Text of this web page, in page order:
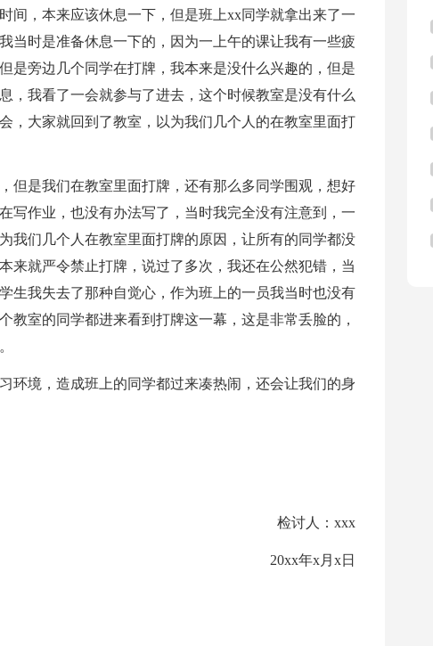
间，本来应该休息一下，但是班上xx同学就拿出来了一
当时是准备休息一下的，因为一上午的课让我有一些疲
是旁边几个同学在打牌，我本来是没什么兴趣的，但是
，我看了一会就参与了进去，这个时候教室是没有什么
，大家就回到了教室，以为我们几个人的在教室里面打
但是我们在教室里面打牌，还有那么多同学围观，想好
写作业，也没有办法写了，当时我完全没有注意到，一
我们几个人在教室里面打牌的原因，让所有的同学都没
来就严令禁止打牌，说过了多次，我还在公然犯错，当
生我失去了那种自觉心，作为班上的一员我当时也没有
教室的同学都进来看到打牌这一幕，这是非常丢脸的，
环境，造成班上的同学都过来凑热闹，还会让我们的身
检讨人：xxx
20xx年x月x日